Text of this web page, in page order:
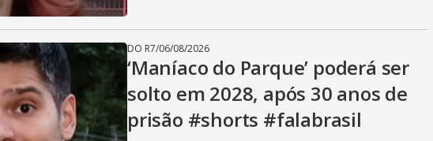
DO R7/06/08/2026
‘Maníaco do Parque’ poderá ser
solto em 2028, após 30 anos de
prisão #shorts #falabrasil